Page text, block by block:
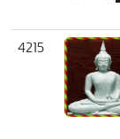
4215